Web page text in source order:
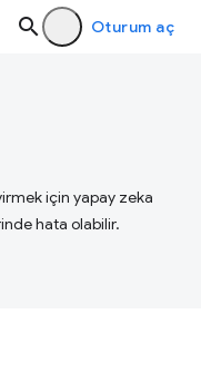
Oturum aç
için yapay zeka
hata olabilir.